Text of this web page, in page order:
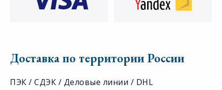
Доставка по территории России
ПЭК / СДЭК / Деловые линии / DHL